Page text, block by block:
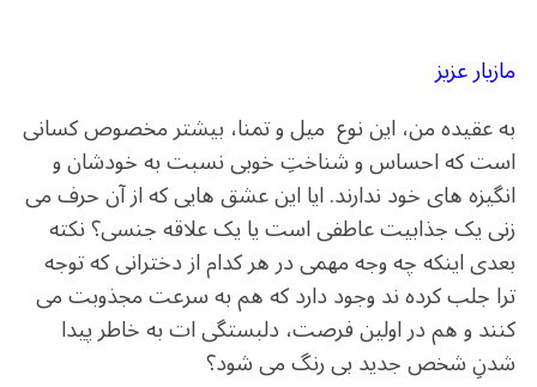
مازیار عزیز
به عقیده من، این نوع میل و تمنا، بیشتر مخصوص کسانی
است که احساس و شناختِ خوبی نسبت به خودشان و
انگیزه های خود ندارند. ایا این عشق هایی که از آن حرف می
زنی یک جذابیت عاطفی است یا یک علاقه جنسی؟ نکته
بعدی اینکه چه وجه مهمی در هر کدام از دخترانی که توجه
ترا جلب کرده ند وجود دارد که هم به سرعت مجذوبت می
کنند و هم در اولین فرصت، دلبستگی ات به خاطر پیدا
شدنِ شخص جدید بی رنگ می شود؟